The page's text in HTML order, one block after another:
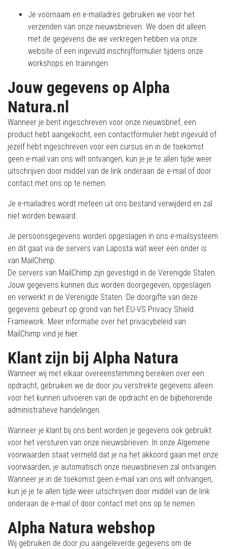
Je voornaam en e-mailadres gebruiken we voor het
verzenden van onze nieuwsbrieven. We doen dit alleen
met de gegevens die we verkregen hebben via onze
website of een ingevuld inschrijfformulier tijdens onze
workshops en trainingen.
Jouw gegevens op Alpha
Natura.nl
Wanneer je bent ingeschreven voor onze nieuwsbrief, een
product hebt aangekocht, een contactformulier hebt ingevuld of
jezelf hebt ingeschreven voor een cursus en in de toekomst
geen e-mail van ons wilt ontvangen, kun je je te allen tijde weer
uitschrijven door middel van de link onderaan de e-mail of door
contact met ons op te nemen.
Je e-mailadres wordt meteen uit ons bestand verwijderd en zal
niet worden bewaard.
Je persoonsgegevens worden opgeslagen in ons e-mailsysteem
en dit gaat via de servers van Laposta wat weer een onder is
van MailChimp.
De servers van MailChimp zijn gevestigd in de Verenigde Staten.
Jouw gegevens kunnen dus worden doorgegeven, opgeslagen
en verwerkt in de Verenigde Staten. De doorgifte van deze
gegevens gebeurt op grond van het EU-VS Privacy Shield
Framework. Meer informatie over het privacybeleid van
MailChimp vind je hier.
Klant zijn bij Alpha Natura
Wanneer wij met elkaar overeenstemming bereiken over een
opdracht, gebruiken we de door jou verstrekte gegevens alleen
voor het kunnen uitvoeren van de opdracht en de bijbehorende
administratieve handelingen.
Wanneer je klant bij ons bent worden je gegevens ook gebruikt
voor het versturen van onze nieuwsbrieven. In onze Algemene
voorwaarden staat vermeld dat je na het akkoord gaan met onze
voorwaarden, je automatisch onze nieuwsbrieven zal ontvangen.
Wanneer je in de toekomst geen e-mail van ons wilt ontvangen,
kun je je te allen tijde weer uitschrijven door middel van de link
onderaan de e-mail of door contact met ons op te nemen.
Alpha Natura webshop
Wij gebruiken de door jou aangeleverde gegevens om de